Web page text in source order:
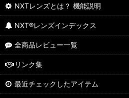
NXTレンズとは？ 機能説明
NXT®レンズインデックス
全商品レビュー一覧
リンク集
最近チェックしたアイテム